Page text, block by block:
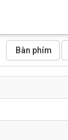
Bàn phím